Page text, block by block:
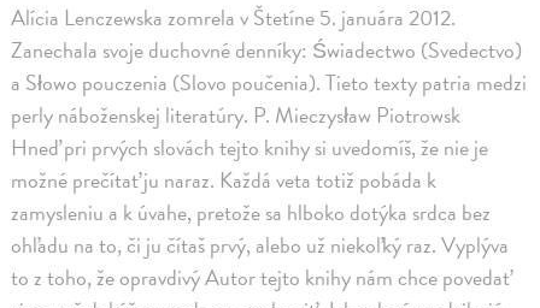
Alícia Lenczewska zomrela v Štetíne 5. januára 2012.
Zanechala svoje duchovné denníky: Świadectwo (Svedectvo)
a Słowo pouczenia (Slovo poučenia). Tieto texty patria medzi
perly náboženskej literatúry. P. Mieczysław Piotrowsk
Hneď pri prvých slovách tejto knihy si uvedomíš, že nie je
možné prečítať ju naraz. Každá veta totiž pobáda k
zamysleniu a k úvahe, pretože sa hlboko dotýka srdca bez
ohľadu na to, či ju čítaš prvý, alebo už niekoľký raz. Vyplýva
to z toho, že opravdivý Autor tejto knihy nám chce povedať